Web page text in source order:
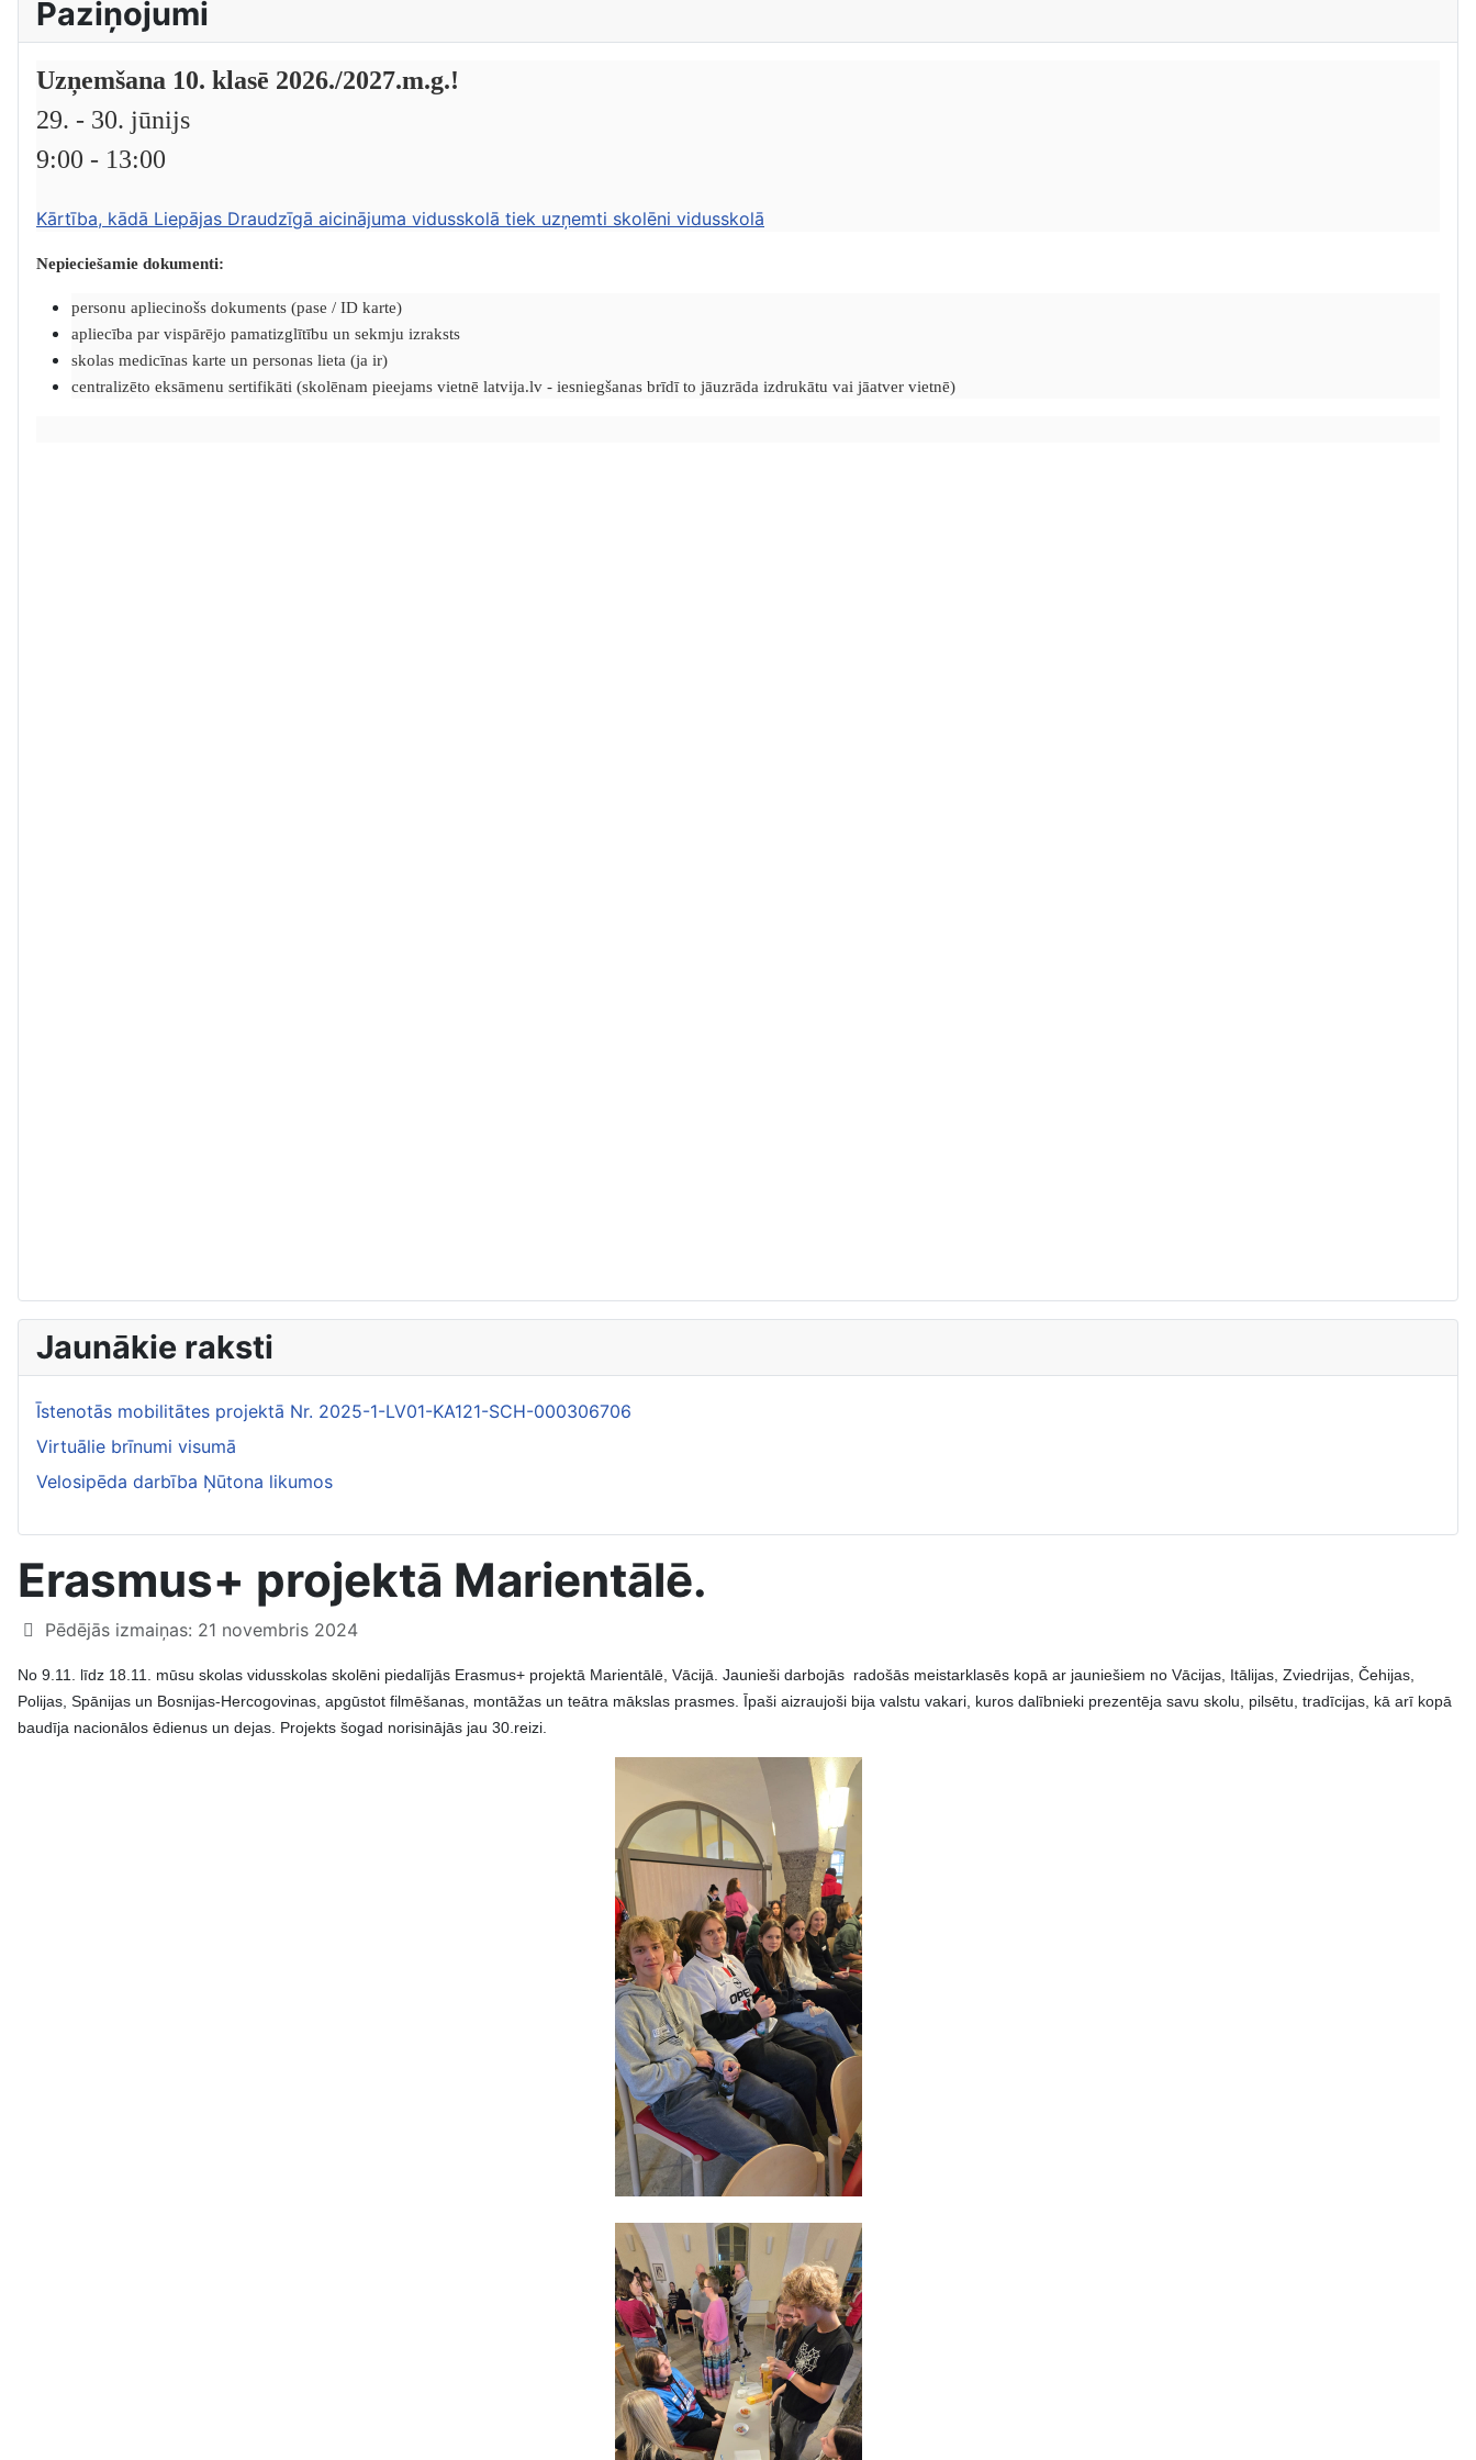
Paziņojumi
Uzņemšana 10. klasē 2026./2027.m.g.!
29. - 30. jūnijs
9:00 - 13:00
Kārtība, kādā Liepājas Draudzīgā aicinājuma vidusskolā tiek uzņemti skolēni vidusskolā
Nepieciešamie dokumenti:
personu apliecinošs dokuments (pase / ID karte)
apliecība par vispārējo pamatizglītību un sekmju izraksts
skolas medicīnas karte un personas lieta (ja ir)
centralizēto eksāmenu sertifikāti (skolēnam pieejams vietnē latvija.lv - iesniegšanas brīdī to jāuzrāda izdrukātu vai jāatver vietnē)
Jaunākie raksti
Īstenotās mobilitātes projektā Nr. 2025-1-LV01-KA121-SCH-000306706
Virtuālie brīnumi visumā
Velosipēda darbība Ņūtona likumos
Erasmus+ projektā Marientālē.
Pēdējās izmaiņas: 21 novembris 2024
No 9.11. līdz 18.11. mūsu skolas vidusskolas skolēni piedalījās Erasmus+ projektā Marientālē, Vācijā. Jaunieši darbojās radošās meistarklasēs kopā ar jauniešiem no Vācijas, Itālijas, Zviedrijas, Čehijas,
Polijas, Spānijas un Bosnijas-Hercogovinas, apgūstot filmēšanas, montāžas un teātra mākslas prasmes. Īpaši aizraujoši bija valstu vakari, kuros dalībnieki prezentēja savu skolu, pilsētu, tradīcijas, kā arī kopā
baudīja nacionālos ēdienus un dejas. Projekts šogad norisinājās jau 30.reizi.